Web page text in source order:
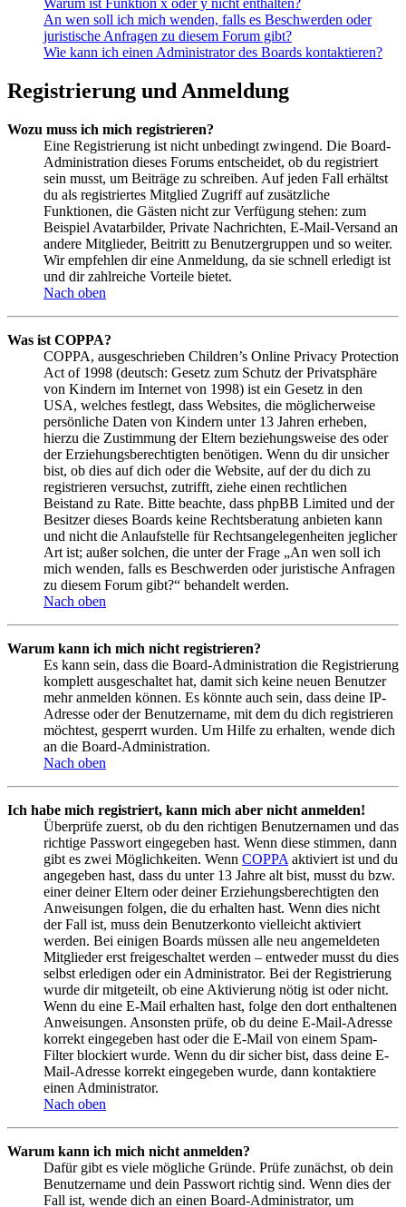
Warum ist Funktion x oder y nicht enthalten?
An wen soll ich mich wenden, falls es Beschwerden oder
juristische Anfragen zu diesem Forum gibt?
Wie kann ich einen Administrator des Boards kontaktieren?
Registrierung und Anmeldung
Wozu muss ich mich registrieren?
Eine Registrierung ist nicht unbedingt zwingend. Die Board-
Administration dieses Forums entscheidet, ob du registriert
sein musst, um Beiträge zu schreiben. Auf jeden Fall erhältst
du als registriertes Mitglied Zugriff auf zusätzliche
Funktionen, die Gästen nicht zur Verfügung stehen: zum
Beispiel Avatarbilder, Private Nachrichten, E-Mail-Versand an
andere Mitglieder, Beitritt zu Benutzergruppen und so weiter.
Wir empfehlen dir eine Anmeldung, da sie schnell erledigt ist
und dir zahlreiche Vorteile bietet.
Nach oben
Was ist COPPA?
COPPA, ausgeschrieben Children’s Online Privacy Protection
Act of 1998 (deutsch: Gesetz zum Schutz der Privatsphäre
von Kindern im Internet von 1998) ist ein Gesetz in den
USA, welches festlegt, dass Websites, die möglicherweise
persönliche Daten von Kindern unter 13 Jahren erheben,
hierzu die Zustimmung der Eltern beziehungsweise des oder
der Erziehungsberechtigten benötigen. Wenn du dir unsicher
bist, ob dies auf dich oder die Website, auf der du dich zu
registrieren versuchst, zutrifft, ziehe einen rechtlichen
Beistand zu Rate. Bitte beachte, dass phpBB Limited und der
Besitzer dieses Boards keine Rechtsberatung anbieten kann
und nicht die Anlaufstelle für Rechtsangelegenheiten jeglicher
Art ist; außer solchen, die unter der Frage „An wen soll ich
mich wenden, falls es Beschwerden oder juristische Anfragen
zu diesem Forum gibt?“ behandelt werden.
Nach oben
Warum kann ich mich nicht registrieren?
Es kann sein, dass die Board-Administration die Registrierung
komplett ausgeschaltet hat, damit sich keine neuen Benutzer
mehr anmelden können. Es könnte auch sein, dass deine IP-
Adresse oder der Benutzername, mit dem du dich registrieren
möchtest, gesperrt wurden. Um Hilfe zu erhalten, wende dich
an die Board-Administration.
Nach oben
Ich habe mich registriert, kann mich aber nicht anmelden!
Überprüfe zuerst, ob du den richtigen Benutzernamen und das
richtige Passwort eingegeben hast. Wenn diese stimmen, dann
gibt es zwei Möglichkeiten. Wenn COPPA aktiviert ist und du
angegeben hast, dass du unter 13 Jahre alt bist, musst du bzw.
einer deiner Eltern oder deiner Erziehungsberechtigten den
Anweisungen folgen, die du erhalten hast. Wenn dies nicht
der Fall ist, muss dein Benutzerkonto vielleicht aktiviert
werden. Bei einigen Boards müssen alle neu angemeldeten
Mitglieder erst freigeschaltet werden – entweder musst du dies
selbst erledigen oder ein Administrator. Bei der Registrierung
wurde dir mitgeteilt, ob eine Aktivierung nötig ist oder nicht.
Wenn du eine E-Mail erhalten hast, folge den dort enthaltenen
Anweisungen. Ansonsten prüfe, ob du deine E-Mail-Adresse
korrekt eingegeben hast oder die E-Mail von einem Spam-
Filter blockiert wurde. Wenn du dir sicher bist, dass deine E-
Mail-Adresse korrekt eingegeben wurde, dann kontaktiere
einen Administrator.
Nach oben
Warum kann ich mich nicht anmelden?
Dafür gibt es viele mögliche Gründe. Prüfe zunächst, ob dein
Benutzername und dein Passwort richtig sind. Wenn dies der
Fall ist, wende dich an einen Board-Administrator, um